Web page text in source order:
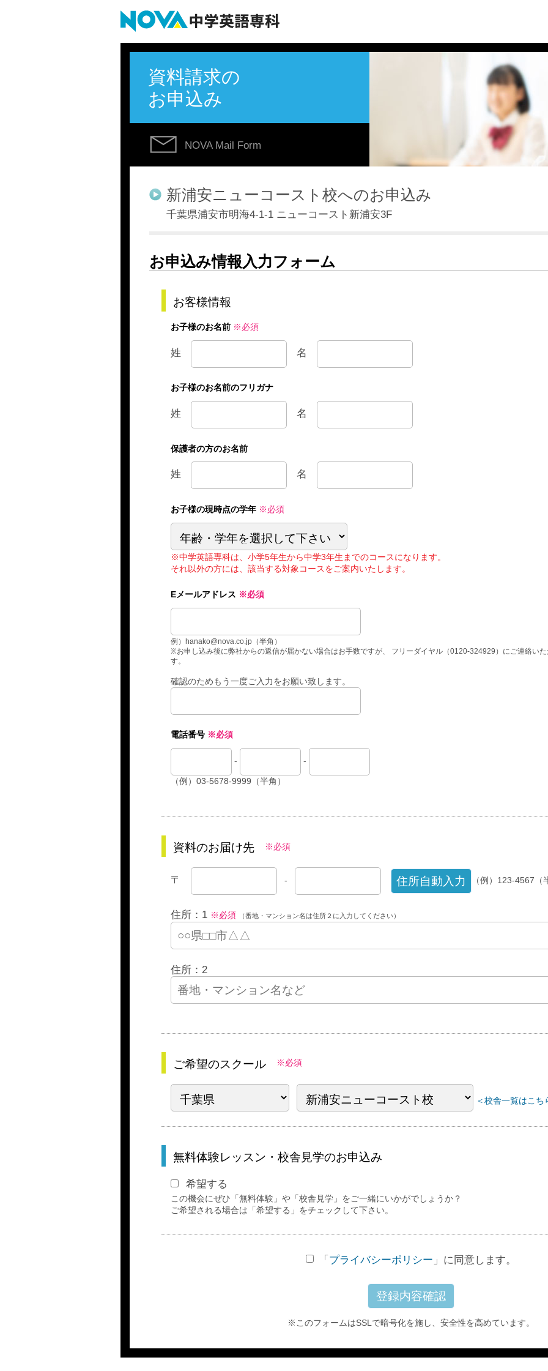
資料請求の
お申込み
NOVA Mail Form
新浦安ニューコースト校へのお申込み
千葉県浦安市明海4-1-1 ニューコースト新浦安3F
お申込み情報入力フォーム
お客様情報
お子様のお名前 ※必須
姓 名
お子様のお名前のフリガナ
姓 名
保護者の方のお名前
姓 名
お子様の現時点の学年 ※必須
※中学英語専科は、小学5年生から中学3年生までのコースになります。
それ以外の方には、該当する対象コースをご案内いたします。
Eメールアドレス ※必須
例）hanako@nova.co.jp（半角）
※お申し込み後に弊社からの返信が届かない場合はお手数ですが、 フリーダイヤル（0120-324929）にご連絡い
す。
確認のためもう一度ご入力をお願い致します。
電話番号 ※必須
- -
（例）03-5678-9999（半角）
資料のお届け先 ※必須
〒 - （例）123-4567（
住所：1 ※必須 （番地・マンション名は住所２に入力してください）
住所：2
ご希望のスクール ※必須
＜校舎一覧はこち
無料体験レッスン・校舎見学のお申込み
希望する
この機会にぜひ「無料体験」や「校舎見学」をご一緒にいかがでしょうか？
ご希望される場合は「希望する」をチェックして下さい。
「 プライバシーポリシー 」に同意します。
※このフォームはSSLで暗号化を施し、 安全性を高めています。